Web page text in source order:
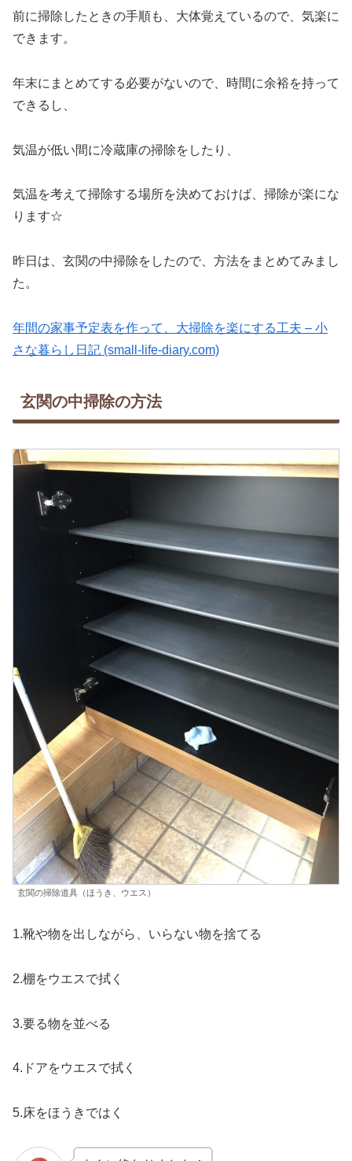
前に掃除したときの手順も、大体覚えているので、気楽に
できます。
年末にまとめてする必要がないので、時間に余裕を持って
できるし、
気温が低い間に冷蔵庫の掃除をしたり、
気温を考えて掃除する場所を決めておけば、掃除が楽にな
ります☆
昨日は、玄関の中掃除をしたので、方法をまとめてみまし
た。
年間の家事予定表を作って、大掃除を楽にする工夫 – 小
さな暮らし日記 (small-life-diary.com)
玄関の中掃除の方法
玄関の掃除道具（ほうき、ウエス）
1.靴や物を出しながら、いらない物を捨てる
2.棚をウエスで拭く
3.要る物を並べる
4.ドアをウエスで拭く
5.床をほうきではく